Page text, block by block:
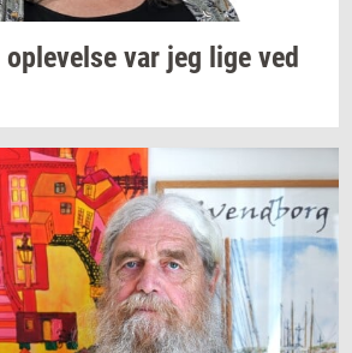
op­le­vel­se var jeg lige ved